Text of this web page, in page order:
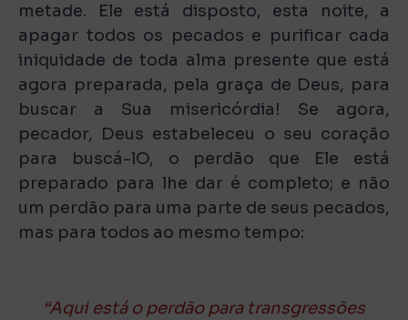
metade. Ele está disposto, esta noite, a
apagar todos os pecados e purificar cada
iniquidade de toda alma presente que está
agora preparada, pela graça de Deus, para
buscar a Sua misericórdia! Se agora,
pecador, Deus estabeleceu o seu coração
para buscá-lO, o perdão que Ele está
preparado para lhe dar é completo; e não
um perdão para uma parte de seus pecados,
mas para todos ao mesmo tempo:
“Aqui está o perdão para transgressões